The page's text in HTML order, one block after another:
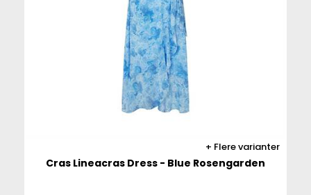
Flere varianter
Cras Lineacras Dress - Blue Rosengarden